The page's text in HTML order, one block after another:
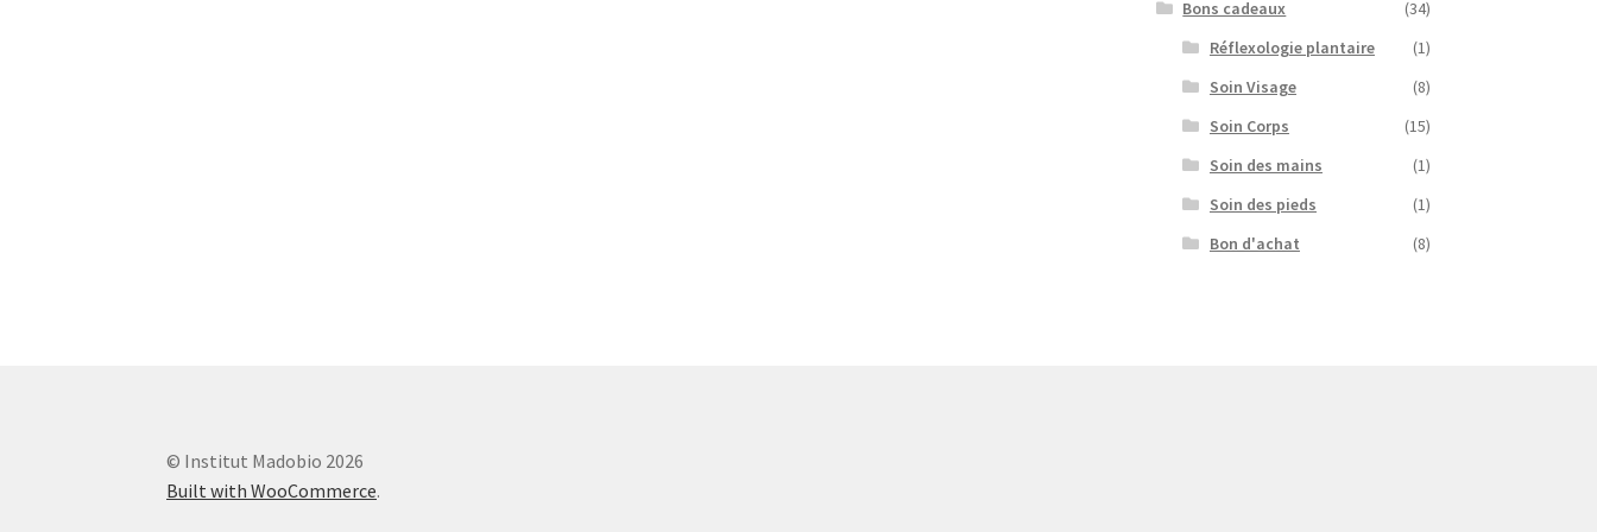
Bons cadeaux
(34)
Réflexologie plantaire
(1)
Soin Visage
(8)
Soin Corps
(15)
Soin des mains
(1)
Soin des pieds
(1)
Bon d'achat
(8)
© Institut Madobio 2026
Built with WooCommerce.